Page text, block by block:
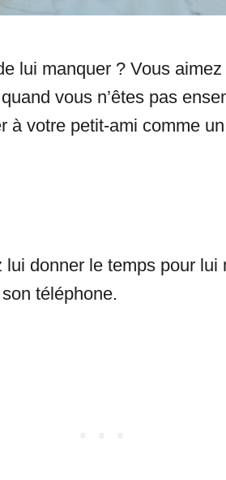
lui manquer ? Vous
vous n’êtes pas
à votre petit-ami comme
lui donner le temps pour lui
téléphone.